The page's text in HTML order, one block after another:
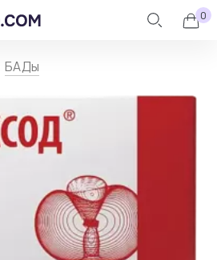
0
БАДы